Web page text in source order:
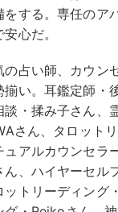
する。専任のア
心だ。
占い師、カウン
揃い。耳鑑定師・
談・揉み子さん、
さん、タロット
アルカウンセラ
、ハイヤーセル
トリーディング